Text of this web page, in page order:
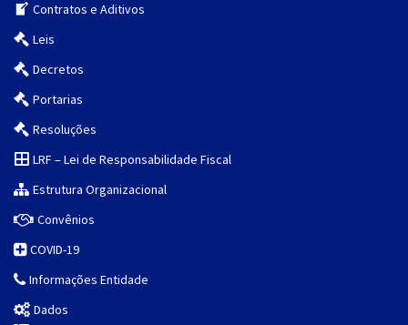
Contratos e Aditivos
Leis
Decretos
Portarias
Resoluções
LRF – Lei de Responsabilidade Fiscal
Estrutura Organizacional
Convênios
COVID-19
Informações Entidade
Dados